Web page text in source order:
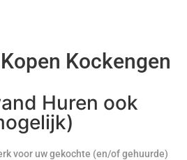
Kockengen
Huren ook
voor uw gekochte (en/of gehuurde)